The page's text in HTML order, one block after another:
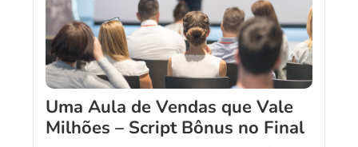
Uma Aula de Vendas que Vale
Milhões – Script Bônus no Final